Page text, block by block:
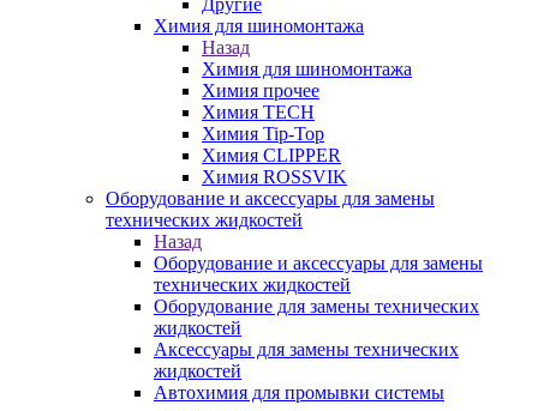
Другие
Химия для шиномонтажа
Назад
Химия для шиномонтажа
Химия прочее
Химия TECH
Химия Tip-Top
Химия CLIPPER
Химия ROSSVIK
Оборудование и аксессуары для замены
технических жидкостей
Назад
Оборудование и аксессуары для замены
технических жидкостей
Оборудование для замены технических
жидкостей
Аксессуары для замены технических
жидкостей
Автохимия для промывки системы